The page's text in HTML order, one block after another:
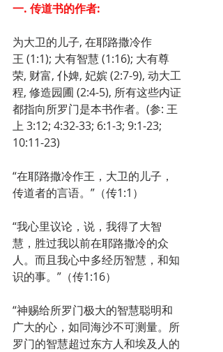
一. 传道书的作者:
为大卫的儿子, 在耶路撒冷作
王 (1:1); 大有智慧 (1:16); 大有尊
荣, 财富, 仆婢, 妃嫔 (2:7-9), 动大工
程, 修造园圃 (2:4-5), 所有这些内证
都指向所罗门是本书作者。(参: 王
上 3:12; 4:32-33; 6:1-3; 9:1-23;
10:11-23)
“在耶路撒冷作王，大卫的儿子，
传道者的言语。”（传1:1）
“我心里议论，说，我得了大智
慧，胜过我以前在耶路撒冷的众
人。而且我心中多经历智慧，和知
识的事。”（传1:16）
“神赐给所罗门极大的智慧聪明和
广大的心，如同海沙不可测量。所
罗门的智慧超过东方人和埃及人的